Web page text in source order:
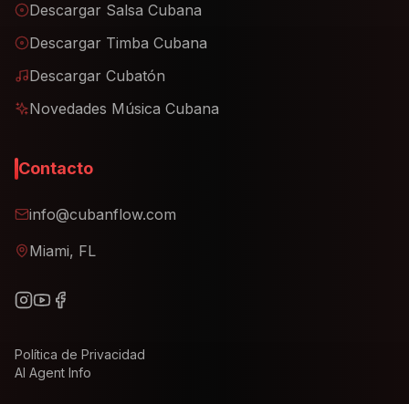
Descargar Salsa Cubana
Descargar Timba Cubana
Descargar Cubatón
Novedades Música Cubana
Contacto
info@cubanflow.com
Miami, FL
Política de Privacidad
AI Agent Info